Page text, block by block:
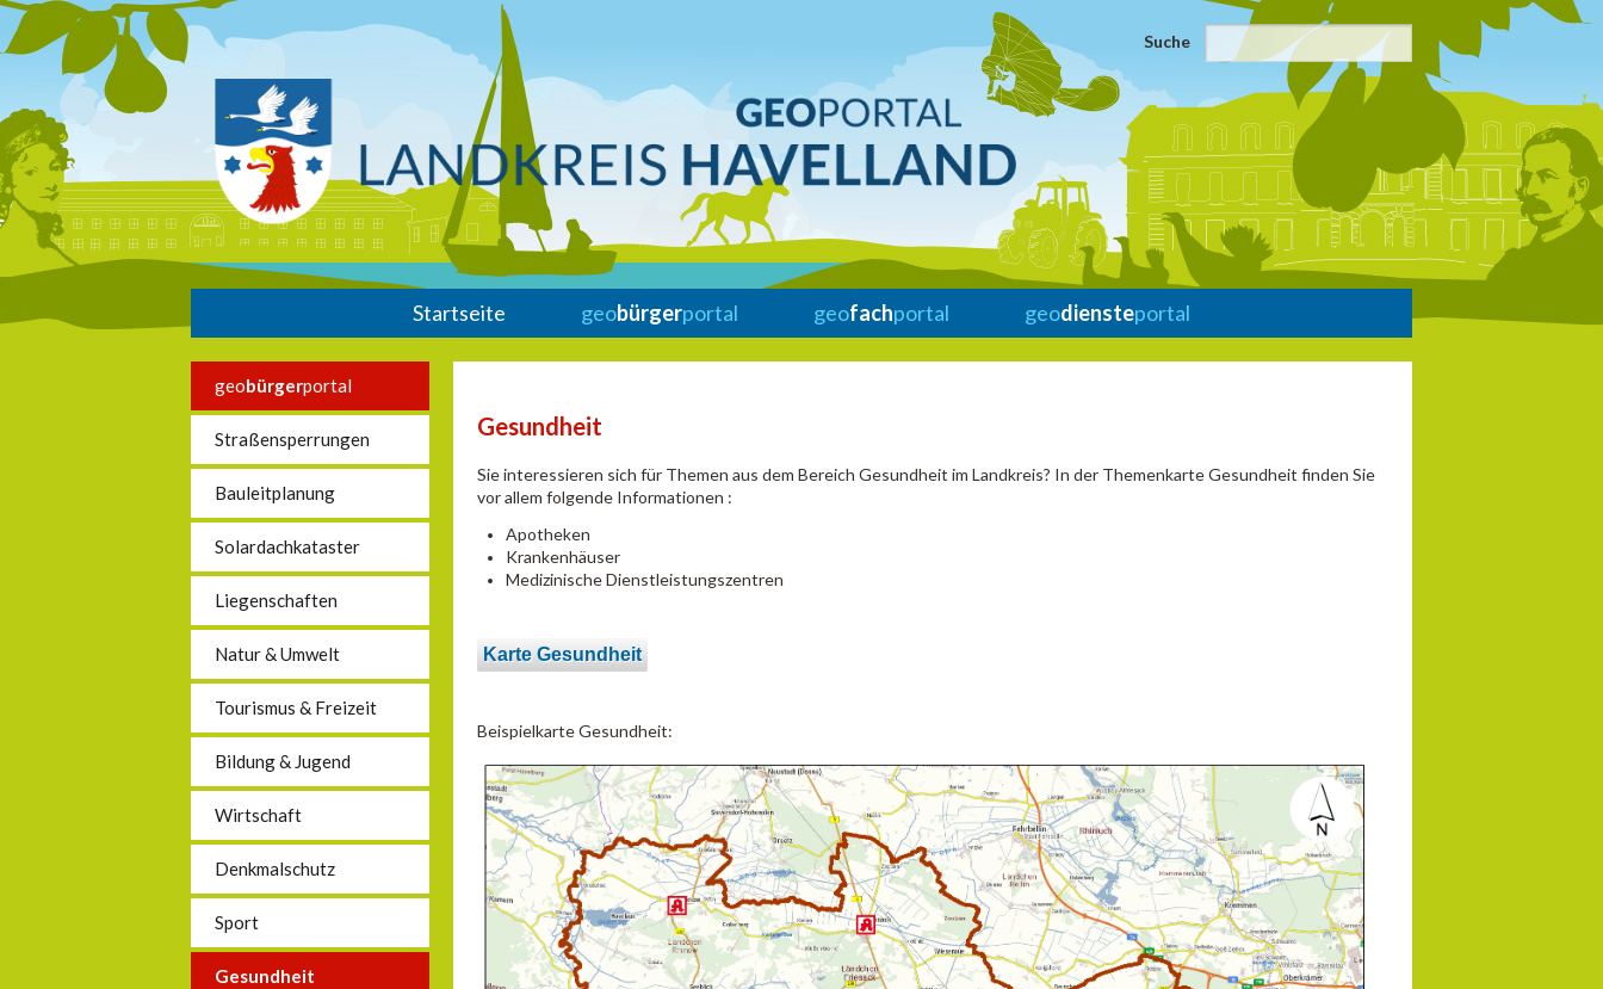
Suche
Startseite geobürgerportal geofachportal geodiensteportal
geobürgerportal
Straßensperrungen
Bauleitplanung
Solardachkataster
Liegenschaften
Natur & Umwelt
Tourismus & Freizeit
Bildung & Jugend
Wirtschaft
Denkmalschutz
Sport
Gesundheit
Gesundheit
Sie interessieren sich für Themen aus dem Bereich Gesundheit im Landkreis? In der Themenkarte Gesundheit finden Sie
vor allem folgende Informationen :
Apotheken
Krankenhäuser
Medizinische Dienstleistungszentren
Karte Gesundheit
Beispielkarte Gesundheit: